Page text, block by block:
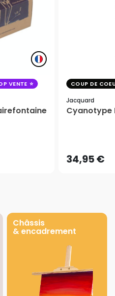
VENTE COUP DE
Jacquard
Cyanotype
34,95 €
Châssis
& encadrement